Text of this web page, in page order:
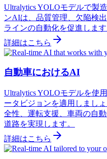
Ultralytics YOLOモデルで製
ンAIは、品質管理、欠陥検
ラインの自動化を促進します
詳細はこちら
自動車におけるAI
Ultralytics YOLOモデルを使
ータビジョンを適用しまし
全性、運転支援、車両の自
道路を実現します。
詳細はこちら